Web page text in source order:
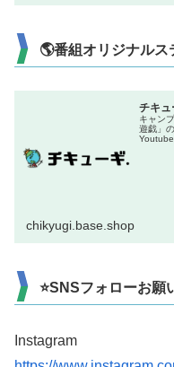
🌎番組オリジナルス
チキ
キャン
遊戯」
chikyugi.base.shop
⭐SNSフォローお願
Instagram